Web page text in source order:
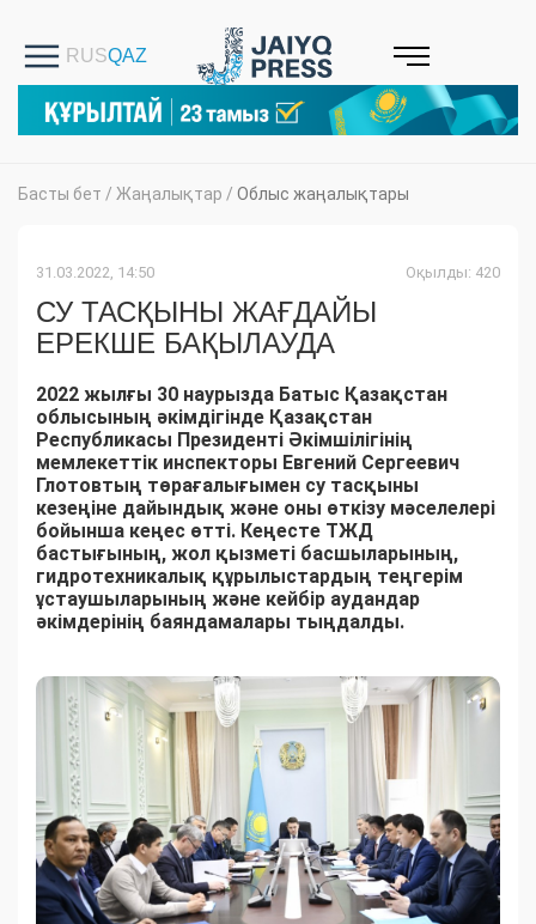
Басты бет / Жаңалықтар / Облыс жаңалықтары
31.03.2022, 14:50 Оқылды: 420
СУ ТАСҚЫНЫ ЖАҒДАЙЫ
ЕРЕКШЕ БАҚЫЛАУДА
2022 жылғы 30 наурызда Батыс Қазақстан
облысының әкімдігінде Қазақстан
Республикасы Президенті Әкімшілігінің
мемлекеттік инспекторы Евгений Сергеевич
Глотовтың төрағалығымен су тасқыны
кезеңіне дайындық және оны өткізу мәселелері
бойынша кеңес өтті. Кеңесте ТЖД
бастығының, жол қызметі басшыларының,
гидротехникалық құрылыстардың теңгерім
ұстаушыларының және кейбір аудандар
әкімдерінің баяндамалары тыңдалды.